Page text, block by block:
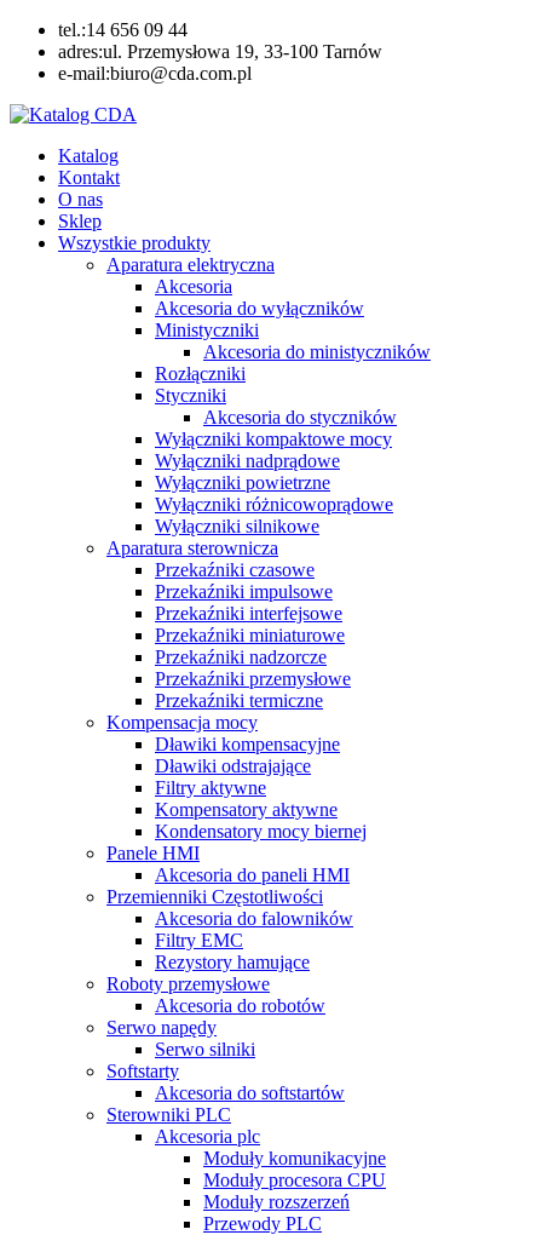
Skip
content
tel.:14 656 09 44
adres:ul. Przemysłowa 19, 33-100 Tarnów
e-mail:biuro@cda.com.pl
Katalog CDA
Automatyka przemysłowa
Katalog
Kontakt
O nas
Sklep
Wszystkie produkty
Aparatura elektryczna
Akcesoria
Akcesoria do wyłączników
Ministyczniki
Akcesoria do ministyczników
Rozłączniki
Styczniki
Akcesoria do styczników
Wyłączniki kompaktowe mocy
Wyłączniki nadprądowe
Wyłączniki powietrzne
Wyłączniki różnicowoprądowe
Wyłączniki silnikowe
Aparatura sterownicza
Przekaźniki czasowe
Przekaźniki impulsowe
Przekaźniki interfejsowe
Przekaźniki miniaturowe
Przekaźniki nadzorcze
Przekaźniki przemysłowe
Przekaźniki termiczne
Kompensacja mocy
Dławiki kompensacyjne
Dławiki odstrajające
Filtry aktywne
Kompensatory aktywne
Kondensatory mocy biernej
Panele HMI
Akcesoria do paneli HMI
Przemienniki Częstotliwości
Akcesoria do falowników
Filtry EMC
Rezystory hamujące
Roboty przemysłowe
Akcesoria do robotów
Serwo napędy
Serwo silniki
Softstarty
Akcesoria do softstartów
Sterowniki PLC
Akcesoria plc
Moduły komunikacyjne
Moduły procesora CPU
Moduły rozszerzeń
Przewody PLC